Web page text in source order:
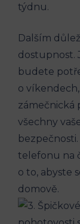
týdnu.
Dalším
dostupnost.
budete
o
zámečnická
všechny
telefonu na
o to, abyste
domově.